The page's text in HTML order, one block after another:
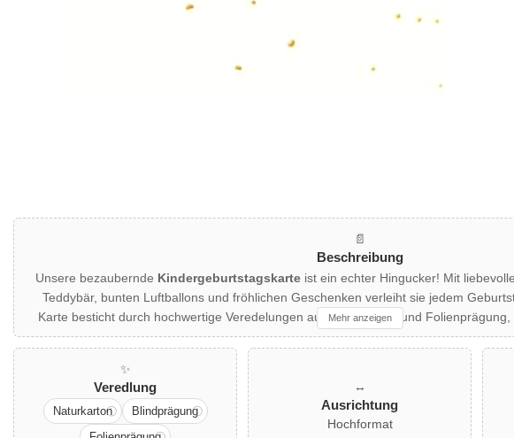
📄
Beschreibung
Unsere bezaubernde Kindergeburtstagskarteist ein echter Hingucker! Mit
Teddybär, bunten Luftballons und fröhlichen Geschenken verleiht sie jedem
Karte besticht durch hochwertige Veredelungen aus Naturkarton und Folienprägung,
Glückwunsch zum Geburtstag" stilvoll hervorheben. Perfekt für Kinder und alle, die
Diese Doppelkarte wird mit einem farblich passenden Umschlag geliefert, um das
Eltern, die ihren Kindern oder anderen kleinen Geburtstagskindern eine
Mehr anzeigen
✨
Veredlung
Naturkarton
Blindprägung
↔️
Ausrichtung
Hochformat